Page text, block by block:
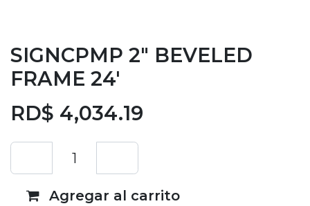
SIGNCPMP 2" BEVELED
FRAME 24'
RD$ 4,034.19
Agregar al carrito